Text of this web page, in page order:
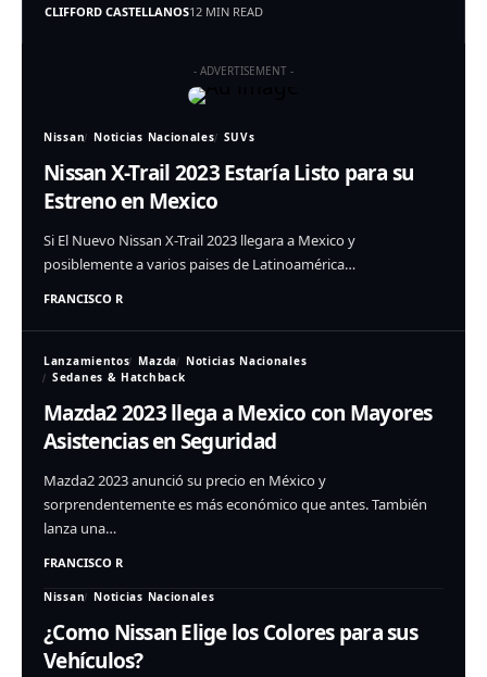
CLIFFORD CASTELLANOS12 MIN READ
- ADVERTISEMENT -
Nissan Noticias Nacionales SUVs
Nissan X-Trail 2023 Estaría Listo para su
Estreno en Mexico
Si El Nuevo Nissan X-Trail 2023 llegara a Mexico y
posiblemente a varios paises de Latinoamérica…
FRANCISCO R
Lanzamientos Mazda
Noticias Nacionales
Sedanes & Hatchback
Mazda2 2023 llega a Mexico con Mayores
Asistencias en Seguridad
Mazda2 2023 anunció su precio en México y
sorprendentemente es más económico que antes. También
lanza una…
FRANCISCO R
Nissan Noticias Nacionales
¿Como Nissan Elige los Colores para sus
Vehículos?